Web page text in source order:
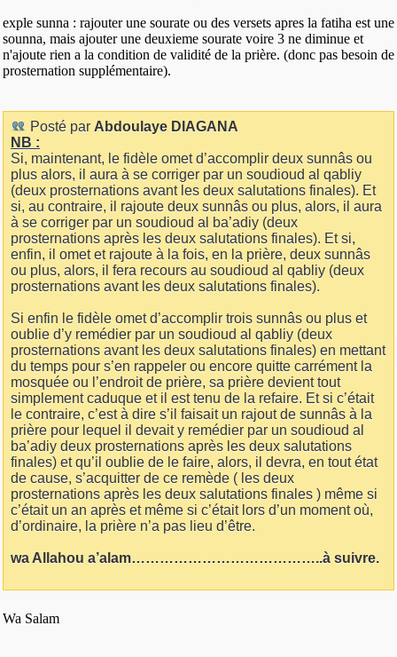
exple sunna : rajouter une sourate ou des versets apres la fatiha est une
sounna, mais ajouter une deuxieme sourate voire 3 ne diminue et
n'ajoute rien a la condition de validité de la prière. (donc pas besoin de
prosternation supplémentaire).
Posté par Abdoulaye DIAGANA
NB :
Si, maintenant, le fidèle omet d’accomplir deux sunnâs ou
plus alors, il aura à se corriger par un soudioud al qabliy
(deux prosternations avant les deux salutations finales). Et
si, au contraire, il rajoute deux sunnâs ou plus, alors, il aura
à se corriger par un soudioud al ba’adiy (deux
prosternations après les deux salutations finales). Et si,
enfin, il omet et rajoute à la fois, en la prière, deux sunnâs
ou plus, alors, il fera recours au soudioud al qabliy (deux
prosternations avant les deux salutations finales).
Si enfin le fidèle omet d’accomplir trois sunnâs ou plus et
oublie d’y remédier par un soudioud al qabliy (deux
prosternations avant les deux salutations finales) en mettant
du temps pour s’en rappeler ou encore quitte carrément la
mosquée ou l’endroit de prière, sa prière devient tout
simplement caduque et il est tenu de la refaire. Et si c’était
le contraire, c’est à dire s’il faisait un rajout de sunnâs à la
prière pour lequel il devait y remédier par un soudioud al
ba’adiy deux prosternations après les deux salutations
finales) et qu’il oublie de le faire, alors, il devra, en tout état
de cause, s’acquitter de ce remède ( les deux
prosternations après les deux salutations finales ) même si
c’était un an après et même si c’était lors d’un moment où,
d’ordinaire, la prière n’a pas lieu d’être.
wa Allahou a’alam…………………………………..à suivre.
Wa Salam